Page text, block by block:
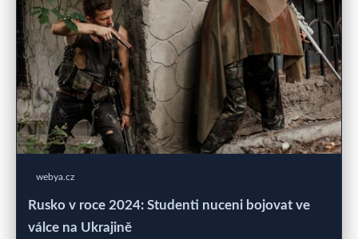
webya.cz
Rusko v roce 2024: Studenti nuceni bojovat ve
válce na Ukrajině